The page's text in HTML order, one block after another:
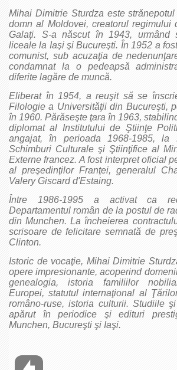
Mihai Dimitrie Sturdza este
domn al Moldovei, creatorul regimului
Galaţi. S-a născut în 1943, urmând
liceale la Iaşi şi Bucureşti. În 1952 a
comunist, sub acuzaţia de
condamnat la o pedeapsă
diferite lagăre de muncă.
Eliberat în 1954, a reuşit să se
Filologie a Universităţii din Bucureşti,
în 1960. Părăseşte ţara în 1963,
diplomat al Institutului de Ştiinţe
angajat, în perioada 1968-1985, la
Schimburi Culturale şi Ştiinţifice al
Externe francez. A fost interpret oficial
al preşedinţilor Franţei, generalul
Valery Giscard d'Estaing.
Între 1986-1995 a activat ca
Departamentul român de la postul de
din Munchen. La încheierea
scrisoare de felicitare semnată de
Clinton.
Istoric de vocaţie, Mihai Dimitrie
opere impresionante, acoperind
genealogia, istoria familiilor
Europei, statutul internaţional al
româno-ruse, istoria culturii. Studiile
apărut în periodice şi edituri
Munchen, Bucureşti şi Iaşi.